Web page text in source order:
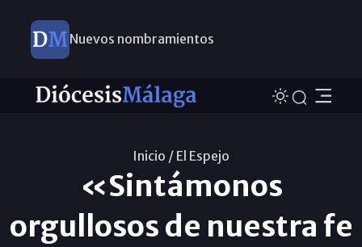
Nuevos nombramientos
Inicio / El Espejo
«Sintámonos
orgullosos de nuestra fe